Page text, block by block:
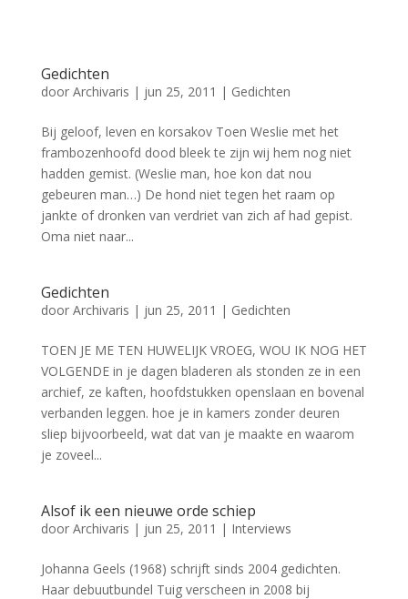
Gedichten
door Archivaris | jun 25, 2011 | Gedichten
Bij geloof, leven en korsakov Toen Weslie met het
frambozenhoofd dood bleek te zijn wij hem nog niet
hadden gemist. (Weslie man, hoe kon dat nou
gebeuren man…) De hond niet tegen het raam op
jankte of dronken van verdriet van zich af had gepist.
Oma niet naar...
Gedichten
door Archivaris | jun 25, 2011 | Gedichten
TOEN JE ME TEN HUWELIJK VROEG, WOU IK NOG HET
VOLGENDE in je dagen bladeren als stonden ze in een
archief, ze kaften, hoofdstukken openslaan en bovenal
verbanden leggen. hoe je in kamers zonder deuren
sliep bijvoorbeeld, wat dat van je maakte en waarom
je zoveel...
Alsof ik een nieuwe orde schiep
door Archivaris | jun 25, 2011 | Interviews
Johanna Geels (1968) schrijft sinds 2004 gedichten.
Haar debuutbundel Tuig verscheen in 2008 bij